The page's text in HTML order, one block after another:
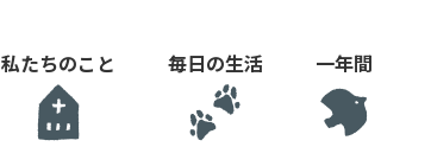
私たちのこと 毎日の生活 一年間